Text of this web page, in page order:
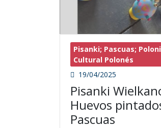
Pisanki; Pascuas;
Cultural Polonés
19/04/2025
Pisanki
Huevos
Pascuas